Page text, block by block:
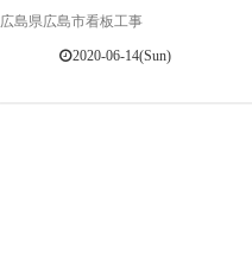
広島県広島市看板工事
2020-06-14(Sun)